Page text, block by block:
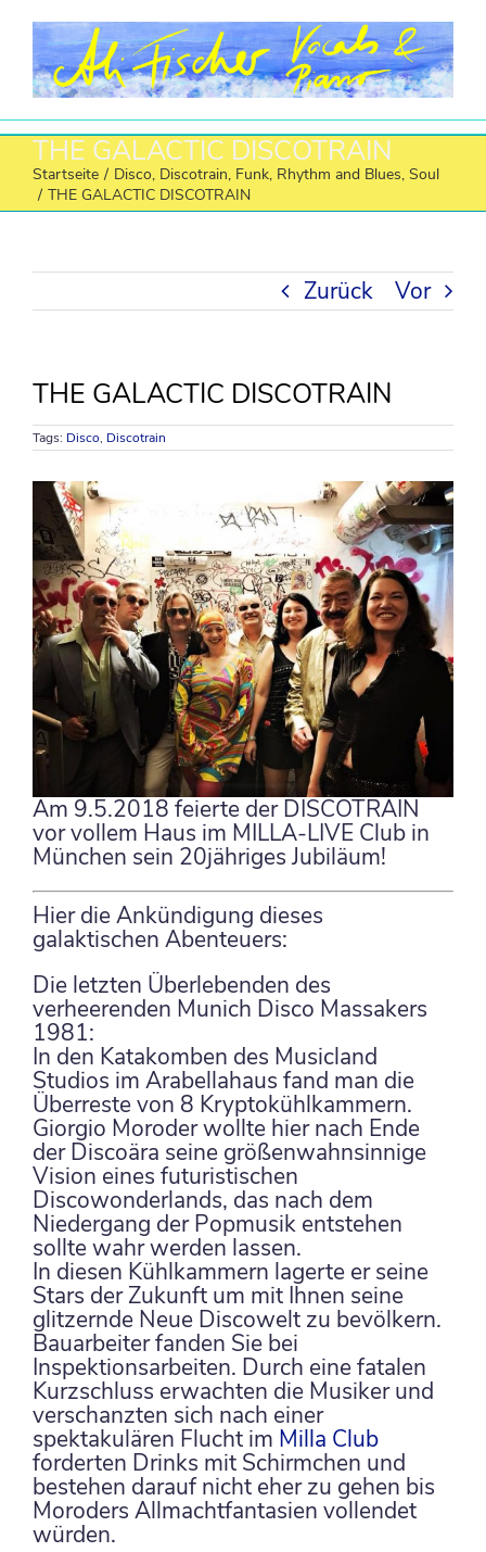
Inhalt
springen
THE GALACTIC DISCOTRAIN
Startseite / Disco, Discotrain, Funk, Rhythm and Blues, Soul
/ THE GALACTIC DISCOTRAIN
Zurück Vor
THE GALACTIC DISCOTRAIN
Tags: Disco, Discotrain
Am 9.5.2018 feierte der DISCOTRAIN
vor vollem Haus im MILLA-LIVE Club in
München sein 20jähriges Jubiläum!
Hier die Ankündigung dieses
galaktischen Abenteuers:
Die letzten Überlebenden des
verheerenden Munich Disco Massakers
1981:
In den Katakomben des Musicland
Studios im Arabellahaus fand man die
Überreste von 8 Kryptokühlkammern.
Giorgio Moroder wollte hier nach Ende
der Discoära seine größenwahnsinnige
Vision eines futuristischen
Discowonderlands, das nach dem
Niedergang der Popmusik entstehen
sollte wahr werden lassen.
In diesen Kühlkammern lagerte er seine
Stars der Zukunft um mit Ihnen seine
glitzernde Neue Discowelt zu bevölkern.
Bauarbeiter fanden Sie bei
Inspektionsarbeiten. Durch eine fatalen
Kurzschluss erwachten die Musiker und
verschanzten sich nach einer
spektakulären Flucht im Milla Club
forderten Drinks mit Schirmchen und
bestehen darauf nicht eher zu gehen bis
Moroders Allmachtfantasien vollendet
würden.